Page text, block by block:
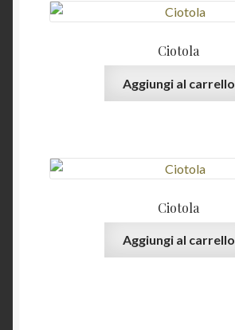
Ciotola
Aggiungi al carrello
Ciotola
Aggiungi al carrello